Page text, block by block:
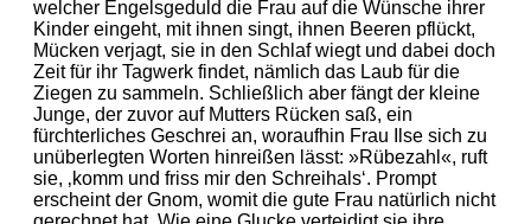
welcher Engelsgeduld die Frau auf die Wünsche ihrer
Kinder eingeht, mit ihnen singt, ihnen Beeren pflückt,
Mücken verjagt, sie in den Schlaf wiegt und dabei doch
Zeit für ihr Tagwerk findet, nämlich das Laub für die
Ziegen zu sammeln. Schließlich aber fängt der kleine
Junge, der zuvor auf Mutters Rücken saß, ein
fürchterliches Geschrei an, woraufhin Frau Ilse sich zu
unüberlegten Worten hinreißen lässt: »Rübezahl«, ruft
sie, ‚komm und friss mir den Schreihals‘. Prompt
erscheint der Gnom, womit die gute Frau natürlich nicht